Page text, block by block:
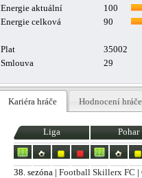
Energie aktuální
100
Energie celková
90
Plat
35002
Smlouva
29
Kariéra hráče Hodnocení hráče
Liga Pohar
38. sezóna |Football Skillerx FC |